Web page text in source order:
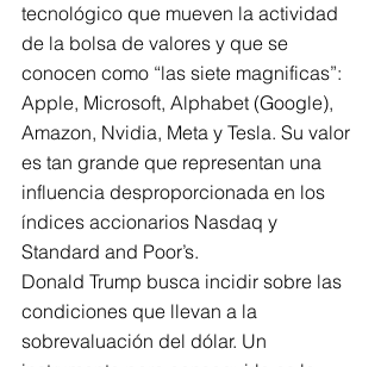
tecnológico que mueven la actividad
de la bolsa de valores y que se
conocen como “las siete magnificas”:
Apple, Microsoft, Alphabet (Google),
Amazon, Nvidia, Meta y Tesla. Su valor
es tan grande que representan una
influencia desproporcionada en los
índices accionarios Nasdaq y
Standard and Poor’s.
Donald Trump busca incidir sobre las
condiciones que llevan a la
sobrevaluación del dólar. Un